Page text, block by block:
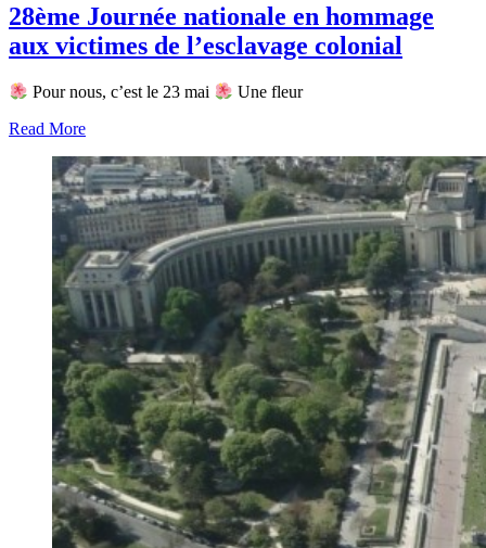
28ème Journée nationale en hommage
aux victimes de l’esclavage colonial
Pour nous, c’est le 23 mai
Une fleur
Read More